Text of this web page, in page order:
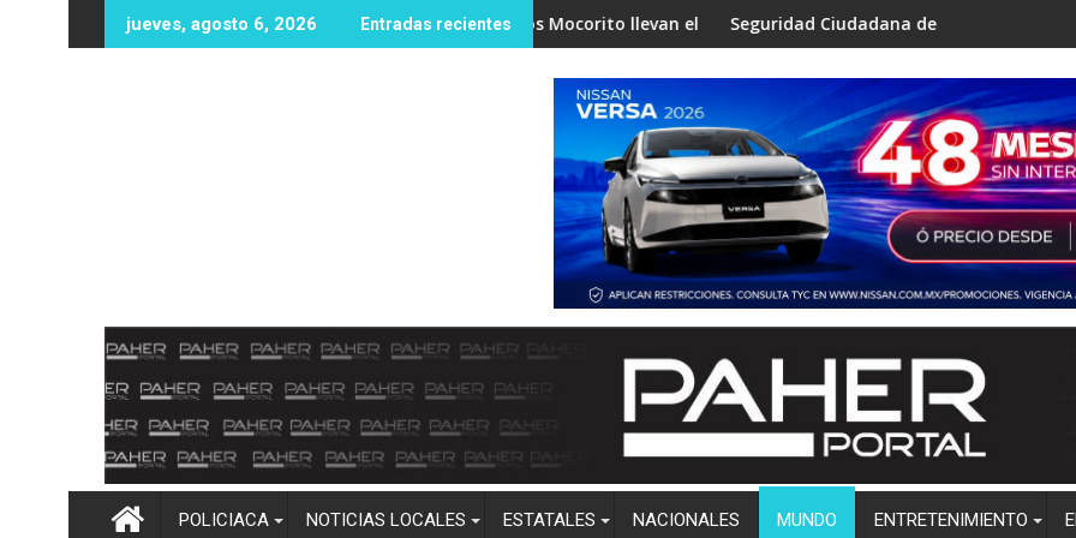
al
jueves, agosto 6, 2026 Entradas recientes
de dólares en recompensas por líderes del CJNG
Protección Civil y Bomberos Mocorito llevan el programa “Aprende a No Quemarte” a niños de Zapotillo
Seguridad Ciudadana de Salvador Alvarado difunde
POLICIACA NOTICIAS LOCALES ESTATALES NACIONALES MUNDO ENTRETENIMIENTO